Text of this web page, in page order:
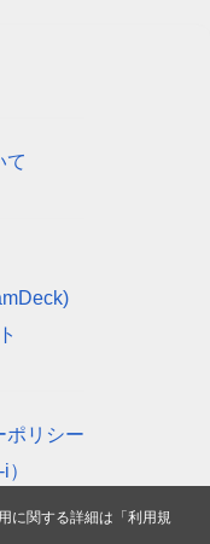
て
ポリシー
に関する詳細は「利用規